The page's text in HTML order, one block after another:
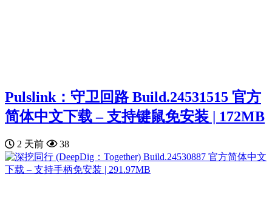
Pulslink：守卫回路 Build.24531515 官方
简体中文下载 – 支持键鼠免安装 | 172MB
2 天前 38